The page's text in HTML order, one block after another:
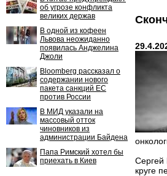
об угрозе конфликта
великих держав
В одной из кофеен
Львова неожиданно
появилась Анджелина
Джоли
Bloomberg рассказал о
содержании нового
пакета санкций ЕС
против России
В МИД указали на
массовый отток
чиновников из
администрации Байдена
Папа Римский хотел бы
приехать в Киев
Сергей
круге